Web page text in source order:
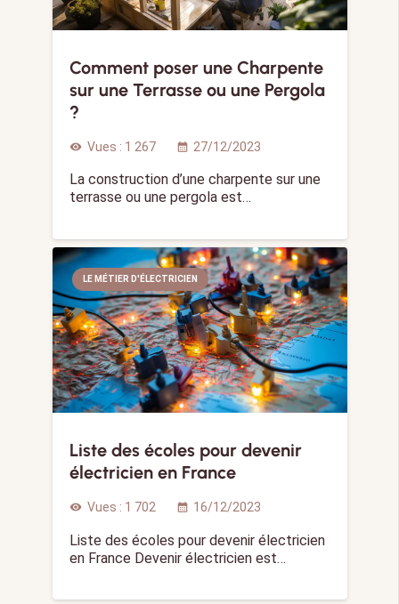
Comment poser une Charpente
sur une Terrasse ou une Pergola
?
visibility Vues : 1 267 calendar_month 27/12/2023
La construction d’une charpente sur une
terrasse ou une pergola est…
LE MÉTIER D'ÉLECTRICIEN
Liste des écoles pour devenir
électricien en France
visibility Vues : 1 702 calendar_month 16/12/2023
Liste des écoles pour devenir électricien
en France Devenir électricien est…